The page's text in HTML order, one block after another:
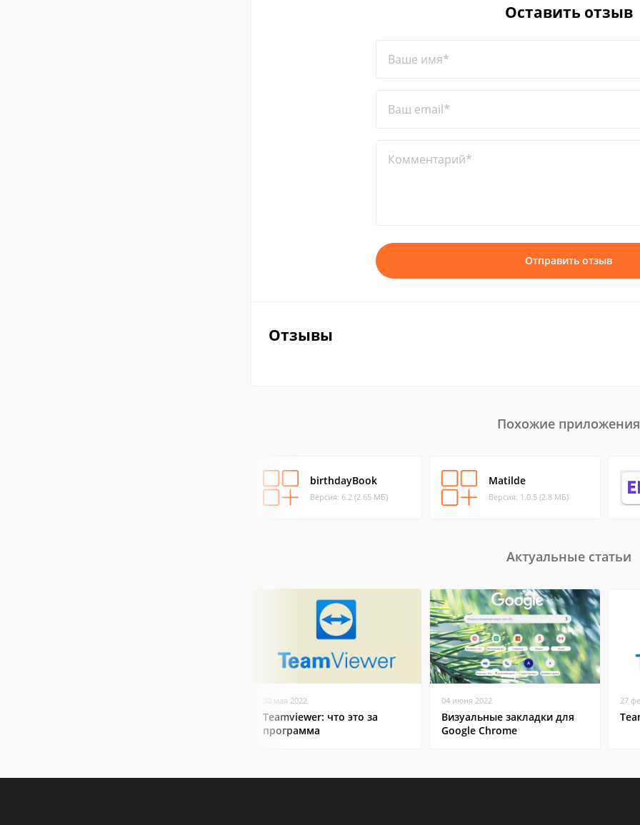
Оставить отзыв
Ваше имя*
Ваш email*
Комментарий*
Отправить отзыв
Отзывы
Похожие приложения
birthdayBook
Версия: 6.2 (2.65 МБ)
Matilde
Версия: 1.0.5 (2.8 МБ)
Актуальные статьи
30 мая 2022
Teamviewer: что это за
программа
04 июня 2022
Визуальные закладки для
Google Chrome
27